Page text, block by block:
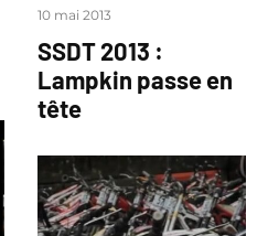
10 mai 2013
SSDT 2013 :
Lampkin passe en
tête